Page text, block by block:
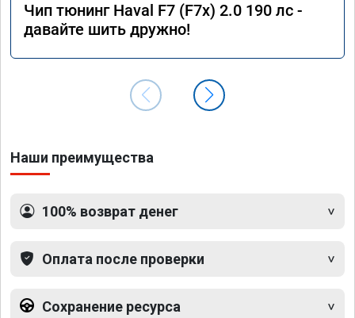
Чип тюнинг Haval F7 (F7x) 2.0 190 лс -
давайте шить дружно!
Наши преимущества
100% возврат денег
Оплата после проверки
Сохранение ресурса